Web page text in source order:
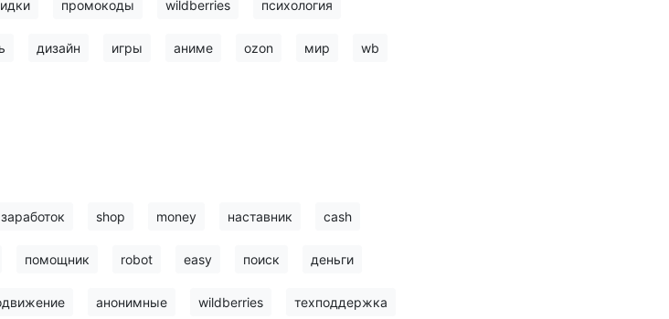
промокоды wildberries психология
дизайн игры аниме ozon мир wb
заработок shop money наставник cash
помощник robot easy поиск деньги
анонимные wildberries техподдержка